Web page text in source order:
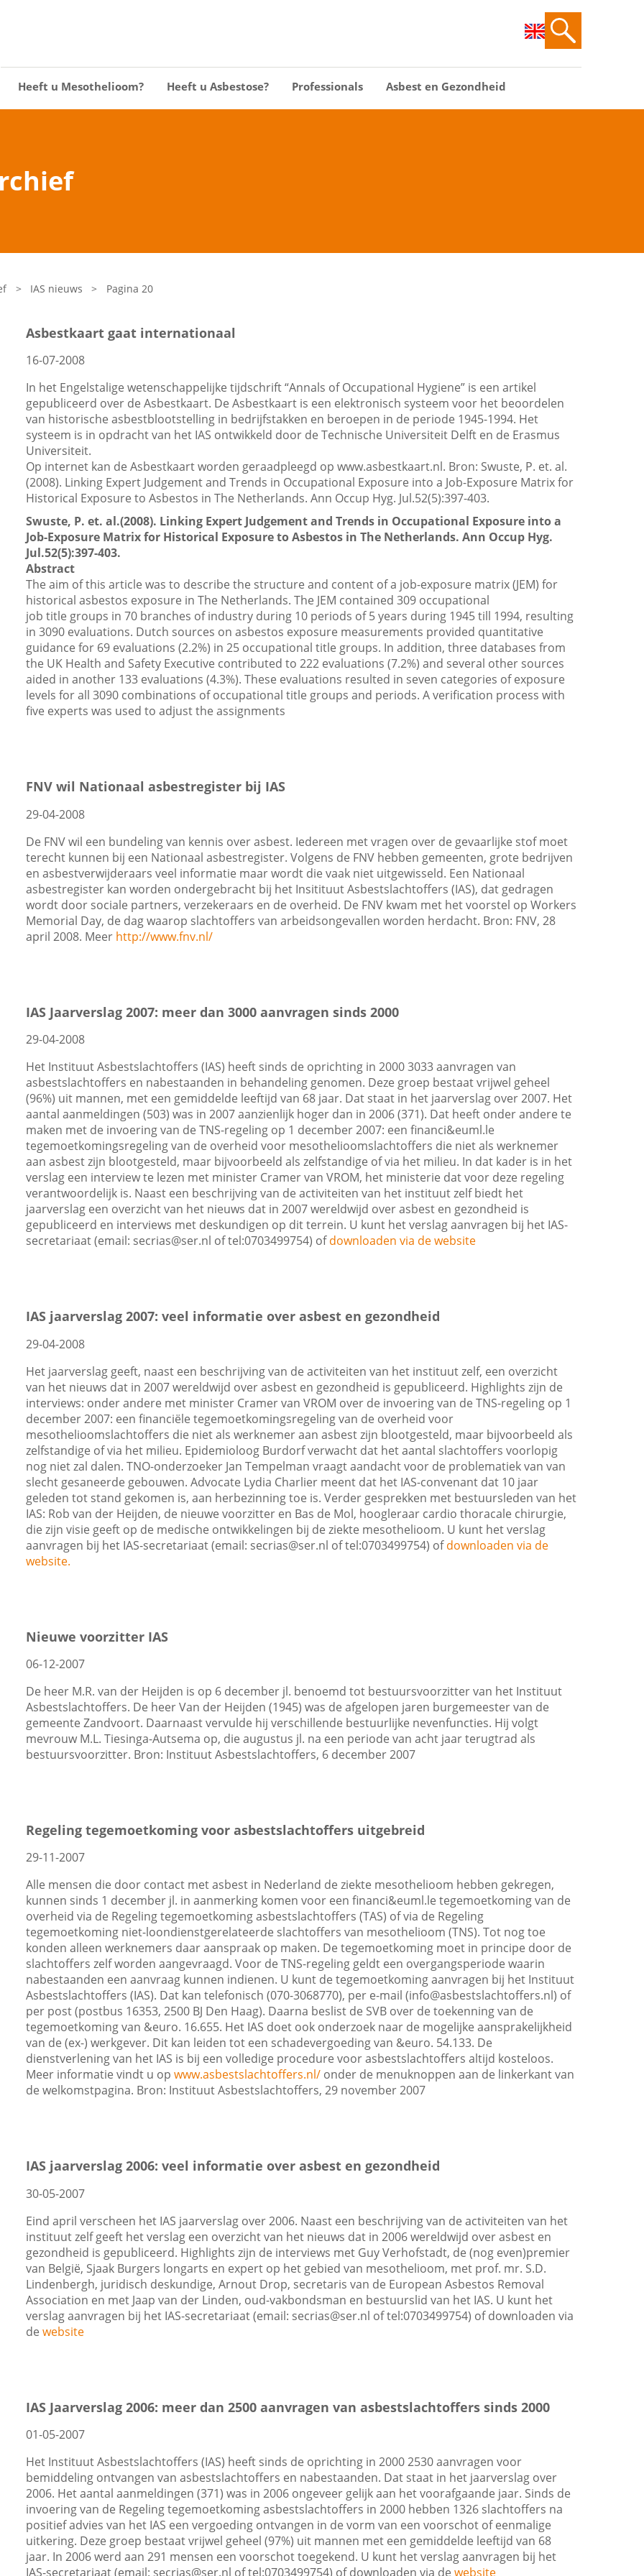
Heeft u Mesothelioom? Heeft u Asbestose? Professionals Asbest en Gezondheid
> IAS nieuws > Pagina 20
Asbestkaart gaat internationaal
16-07-2008
In het Engelstalige wetenschappelijke tijdschrift “Annals of Occupational Hygiene” is een artikel
gepubliceerd over de Asbestkaart. De Asbestkaart is een elektronisch systeem voor het beoordelen
van historische asbestblootstelling in bedrijfstakken en beroepen in de periode 1945-1994. Het
systeem is in opdracht van het IAS ontwikkeld door de Technische Universiteit Delft en de Erasmus
Universiteit.
Op internet kan de Asbestkaart worden geraadpleegd op www.asbestkaart.nl. Bron: Swuste, P. et. al.
(2008). Linking Expert Judgement and Trends in Occupational Exposure into a Job-Exposure Matrix for
Historical Exposure to Asbestos in The Netherlands. Ann Occup Hyg. Jul.52(5):397-403.
Swuste, P. et. al.(2008). Linking Expert Judgement and Trends in Occupational Exposure into a
Job-Exposure Matrix for Historical Exposure to Asbestos in The Netherlands. Ann Occup Hyg.
Jul.52(5):397-403.
Abstract
The aim of this article was to describe the structure and content of a job-exposure matrix (JEM) for
historical asbestos exposure in The Netherlands. The JEM contained 309 occupational
job title groups in 70 branches of industry during 10 periods of 5 years during 1945 till 1994, resulting
in 3090 evaluations. Dutch sources on asbestos exposure measurements provided quantitative
guidance for 69 evaluations (2.2%) in 25 occupational title groups. In addition, three databases from
the UK Health and Safety Executive contributed to 222 evaluations (7.2%) and several other sources
aided in another 133 evaluations (4.3%). These evaluations resulted in seven categories of exposure
levels for all 3090 combinations of occupational title groups and periods. A verification process with
five experts was used to adjust the assignments
FNV wil Nationaal asbestregister bij IAS
29-04-2008
De FNV wil een bundeling van kennis over asbest. Iedereen met vragen over de gevaarlijke stof moet
terecht kunnen bij een Nationaal asbestregister. Volgens de FNV hebben gemeenten, grote bedrijven
en asbestverwijderaars veel informatie maar wordt die vaak niet uitgewisseld. Een Nationaal
asbestregister kan worden ondergebracht bij het Insitituut Asbestslachtoffers (IAS), dat gedragen
wordt door sociale partners, verzekeraars en de overheid. De FNV kwam met het voorstel op Workers
Memorial Day, de dag waarop slachtoffers van arbeidsongevallen worden herdacht. Bron: FNV, 28
april 2008. Meer http://www.fnv.nl/
IAS Jaarverslag 2007: meer dan 3000 aanvragen sinds 2000
29-04-2008
Het Instituut Asbestslachtoffers (IAS) heeft sinds de oprichting in 2000 3033 aanvragen van
asbestslachtoffers en nabestaanden in behandeling genomen. Deze groep bestaat vrijwel geheel
(96%) uit mannen, met een gemiddelde leeftijd van 68 jaar. Dat staat in het jaarverslag over 2007. Het
aantal aanmeldingen (503) was in 2007 aanzienlijk hoger dan in 2006 (371). Dat heeft onder andere te
maken met de invoering van de TNS-regeling op 1 december 2007: een financi&euml.le
tegemoetkomingsregeling van de overheid voor mesothelioomslachtoffers die niet als werknemer
aan asbest zijn blootgesteld, maar bijvoorbeeld als zelfstandige of via het milieu. In dat kader is in het
verslag een interview te lezen met minister Cramer van VROM, het ministerie dat voor deze regeling
verantwoordelijk is. Naast een beschrijving van de activiteiten van het instituut zelf biedt het
jaarverslag een overzicht van het nieuws dat in 2007 wereldwijd over asbest en gezondheid is
gepubliceerd en interviews met deskundigen op dit terrein. U kunt het verslag aanvragen bij het IAS-
secretariaat (email: secrias@ser.nl of tel:0703499754) ofdownloaden via de website
IAS jaarverslag 2007: veel informatie over asbest en gezondheid
29-04-2008
Het jaarverslag geeft, naast een beschrijving van de activiteiten van het instituut zelf, een overzicht
van het nieuws dat in 2007 wereldwijd over asbest en gezondheid is gepubliceerd. Highlights zijn de
interviews: onder andere met minister Cramer van VROM over de invoering van de TNS-regeling op 1
december 2007: een financiële tegemoetkomingsregeling van de overheid voor
mesothelioomslachtoffers die niet als werknemer aan asbest zijn blootgesteld, maar bijvoorbeeld als
zelfstandige of via het milieu. Epidemioloog Burdorf verwacht dat het aantal slachtoffers voorlopig
nog niet zal dalen. TNO-onderzoeker Jan Tempelman vraagt aandacht voor de problematiek van van
slecht gesaneerde gebouwen. Advocate Lydia Charlier meent dat het IAS-convenant dat 10 jaar
geleden tot stand gekomen is, aan herbezinning toe is. Verder gesprekken met bestuursleden van het
IAS: Rob van der Heijden, de nieuwe voorzitter en Bas de Mol, hoogleraar cardio thoracale chirurgie,
die zijn visie geeft op de medische ontwikkelingen bij de ziekte mesothelioom. U kunt het verslag
aanvragen bij het IAS-secretariaat (email: secrias@ser.nl of tel:0703499754) ofdownloaden via de
website.
Nieuwe voorzitter IAS
06-12-2007
De heer M.R. van der Heijden is op 6 december jl. benoemd tot bestuursvoorzitter van het Instituut
Asbestslachtoffers. De heer Van der Heijden (1945) was de afgelopen jaren burgemeester van de
gemeente Zandvoort. Daarnaast vervulde hij verschillende bestuurlijke nevenfuncties. Hij volgt
mevrouw M.L. Tiesinga-Autsema op, die augustus jl. na een periode van acht jaar terugtrad als
bestuursvoorzitter. Bron: Instituut Asbestslachtoffers, 6 december 2007
Regeling tegemoetkoming voor asbestslachtoffers uitgebreid
29-11-2007
Alle mensen die door contact met asbest in Nederland de ziekte mesothelioom hebben gekregen,
kunnen sinds 1 december jl. in aanmerking komen voor een financi&euml.le tegemoetkoming van de
overheid via de Regeling tegemoetkoming asbestslachtoffers (TAS) of via de Regeling
tegemoetkoming niet-loondienstgerelateerde slachtoffers van mesothelioom (TNS). Tot nog toe
konden alleen werknemers daar aanspraak op maken. De tegemoetkoming moet in principe door de
slachtoffers zelf worden aangevraagd. Voor de TNS-regeling geldt een overgangsperiode waarin
nabestaanden een aanvraag kunnen indienen. U kunt de tegemoetkoming aanvragen bij het Instituut
Asbestslachtoffers (IAS). Dat kan telefonisch (070-3068770), per e-mail (info@asbestslachtoffers.nl) of
per post (postbus 16353, 2500 BJ Den Haag). Daarna beslist de SVB over de toekenning van de
tegemoetkoming van &euro. 16.655. Het IAS doet ook onderzoek naar de mogelijke aansprakelijkheid
van de (ex-) werkgever. Dit kan leiden tot een schadevergoeding van &euro. 54.133. De
dienstverlening van het IAS is bij een volledige procedure voor asbestslachtoffers altijd kosteloos.
Meer informatie vindt u op www.asbestslachtoffers.nl/ onder de menuknoppen aan de linkerkant van
de welkomstpagina. Bron: Instituut Asbestslachtoffers, 29 november 2007
IAS jaarverslag 2006: veel informatie over asbest en gezondheid
30-05-2007
Eind april verscheen het IAS jaarverslag over 2006. Naast een beschrijving van de activiteiten van het
instituut zelf geeft het verslag een overzicht van het nieuws dat in 2006 wereldwijd over asbest en
gezondheid is gepubliceerd. Highlights zijn de interviews met Guy Verhofstadt, de (nog even)premier
van België, Sjaak Burgers longarts en expert op het gebied van mesothelioom, met prof. mr. S.D.
Lindenbergh, juridisch deskundige, Arnout Drop, secretaris van de European Asbestos Removal
Association en met Jaap van der Linden, oud-vakbondsman en bestuurslid van het IAS. U kunt het
verslag aanvragen bij het IAS-secretariaat (email: secrias@ser.nl of tel:0703499754) of downloaden via
de website
IAS Jaarverslag 2006: meer dan 2500 aanvragen van asbestslachtoffers sinds 2000
01-05-2007
Het Instituut Asbestslachtoffers (IAS) heeft sinds de oprichting in 2000 2530 aanvragen voor
bemiddeling ontvangen van asbestslachtoffers en nabestaanden. Dat staat in het jaarverslag over
2006. Het aantal aanmeldingen (371) was in 2006 ongeveer gelijk aan het voorafgaande jaar. Sinds de
invoering van de Regeling tegemoetkoming asbestslachtoffers in 2000 hebben 1326 slachtoffers na
positief advies van het IAS een vergoeding ontvangen in de vorm van een voorschot of eenmalige
uitkering. Deze groep bestaat vrijwel geheel (97%) uit mannen met een gemiddelde leeftijd van 68
jaar. In 2006 werd aan 291 mensen een voorschot toegekend. U kunt het verslag aanvragen bij het
IAS-secretariaat (email: secrias@ser.nl of tel:0703499754) of downloaden via de website